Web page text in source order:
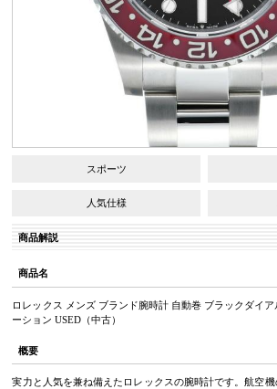
スポーツ
人気仕様
商品解説
商品名
ロレックス メンズ ブランド腕時計 自動巻 ブラックダイ
ーション USED（中古）
概要
実力と人気を兼ね備えたロレックスの腕時計です。航空